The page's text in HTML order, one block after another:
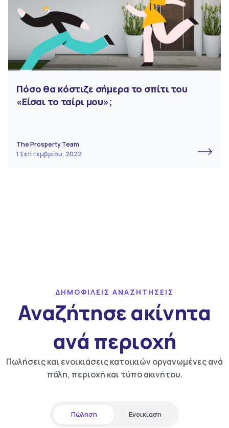
Πόσο θα κόστιζε σήμερα το σπίτι του
«Είσαι το ταίρι μου»;
The Prosperty Team
1 Σεπτεμβρίου, 2022
ΔΗΜΟΦΙΛΕΙΣ ΑΝΑΖΗΤΗΣΕΙΣ
Αναζήτησε ακίνητα
ανά περιοχή
Πωλήσεις και ενοικιάσεις κατοικιών οργανωμένες ανά
πόλη, περιοχή και τύπο ακινήτου.
Πώληση Ενοικίαση